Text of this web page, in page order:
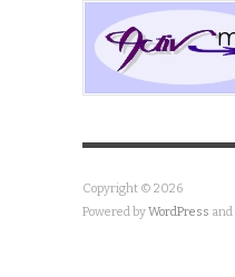
Copyright © 2026
Powered byWordPress and